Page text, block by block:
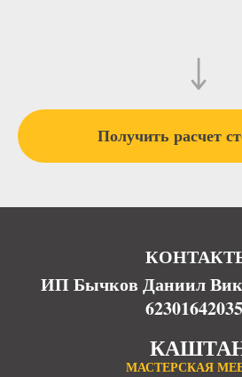
Получить расчет
ИП Бычков Даниил
МАСТЕРСКАЯ